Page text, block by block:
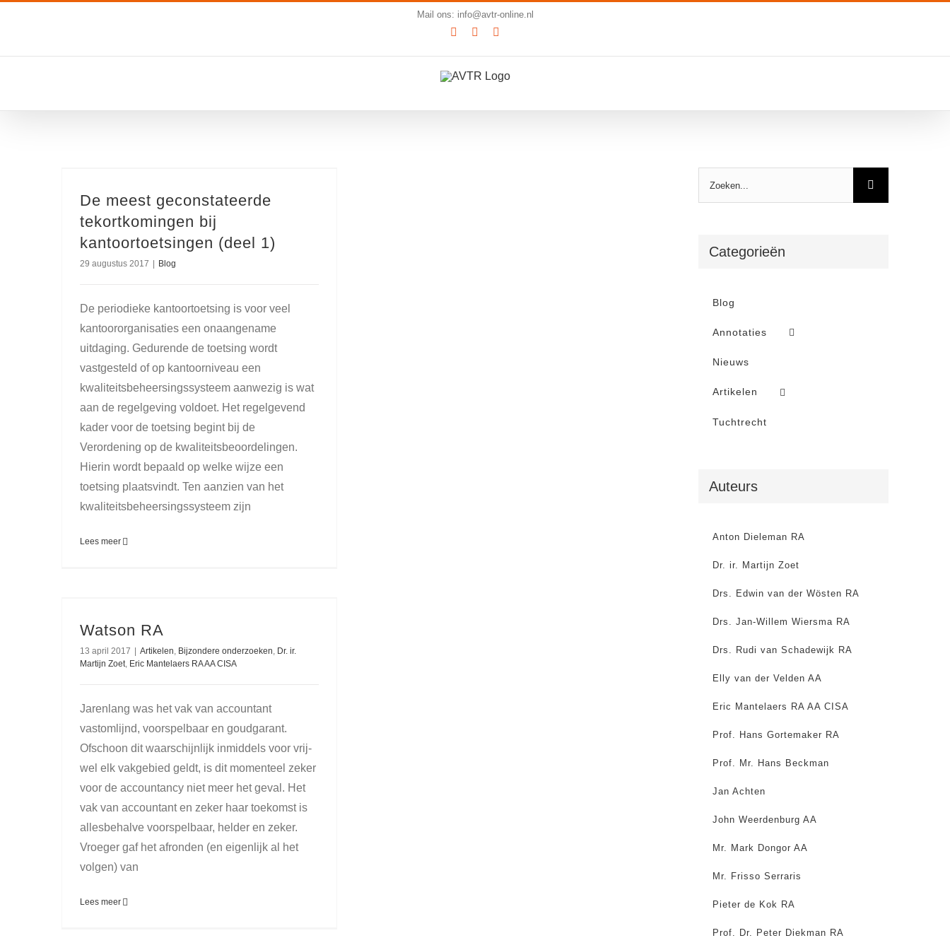
Mail ons: info@avtr-online.nl
YouTubeLinkedIn
De meest geconstateerde
tekortkomingen bij
kantoortoetsingen (deel 1)
29 augustus 2017 Blog
De periodieke kantoortoetsing is voor veel
kantoororganisaties een onaangename
uitdaging. Gedurende de toetsing wordt
vastgesteld of op kantoorniveau een
kwaliteitsbeheersingssysteem aanwezig is wat
aan de regelgeving voldoet. Het regelgevend
kader voor de toetsing begint bij de
Verordening op de kwaliteitsbeoordelingen.
Hierin wordt bepaald op welke wijze een
toetsing plaatsvindt. Ten aanzien van het
kwaliteitsbeheersingssysteem zijn
Lees meer
Watson RA
13 april 2017 Artikelen, Bijzondere onderzoeken, Dr. ir.
Martijn Zoet, Eric Mantelaers RA AA CISA
Jarenlang was het vak van accountant
vastomlijnd, voorspelbaar en goudgarant.
Ofschoon dit waarschijnlijk inmiddels voor vrij­
wel elk vakgebied geldt, is dit momenteel zeker
voor de accoun­tancy niet meer het geval. Het
vak van accountant en zeker haar toekomst is
allesbehalve voorspelbaar, helder en zeker.
Vroeger gaf het afronden (en eigenlijk al het
volgen) van
Lees meer
Categorieën
Blog
Annotaties
Nieuws
Artikelen
Tuchtrecht
Auteurs
Anton Dieleman RA
Dr. ir. Martijn Zoet
Drs. Edwin van der Wösten RA
Drs. Jan-Willem Wiersma RA
Drs. Rudi van Schadewijk RA
Elly van der Velden AA
Eric Mantelaers RA AA CISA
Prof. Hans Gortemaker RA
Prof. Mr. Hans Beckman
Jan Achten
John Weerdenburg AA
Mr. Mark Dongor AA
Mr. Frisso Serraris
Pieter de Kok RA
Prof. Dr. Peter Diekman RA